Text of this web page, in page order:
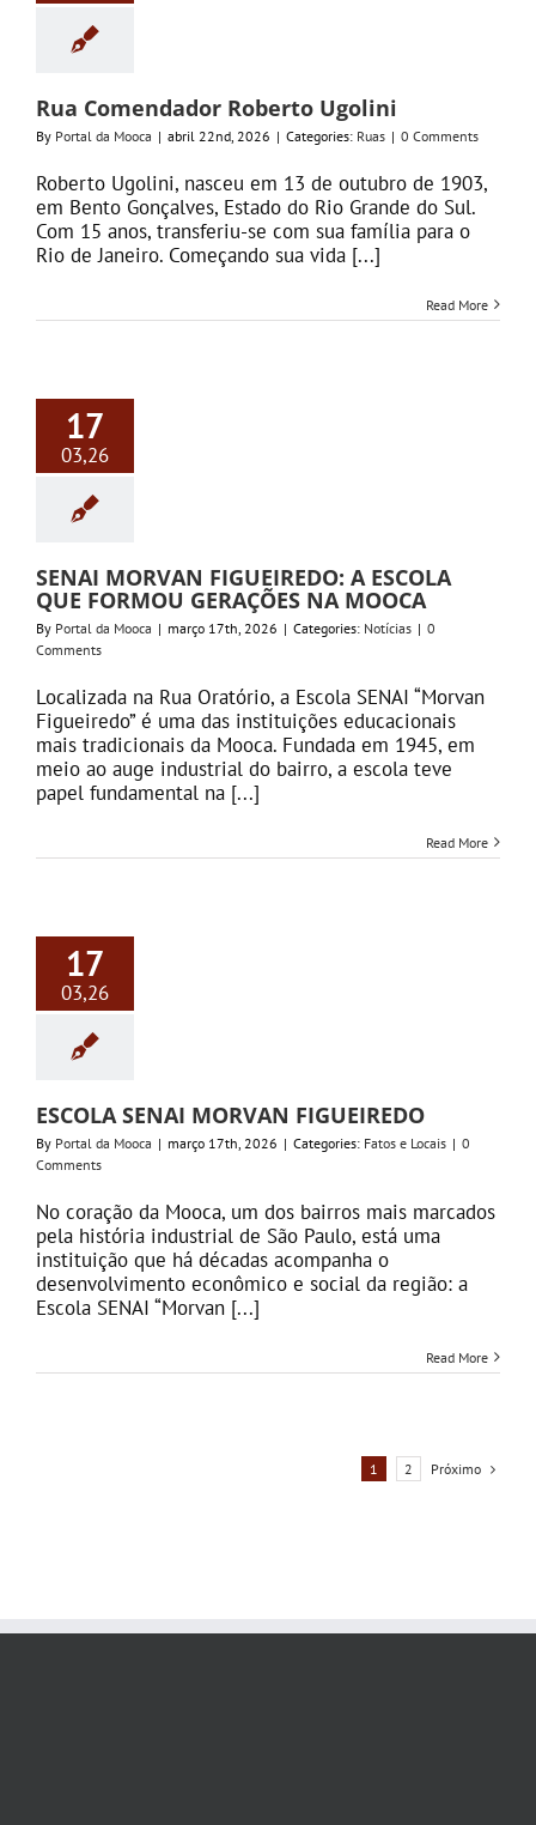
Rua Comendador Roberto Ugolini
By Portal da Mooca | abril 22nd, 2026 | Categories: Ruas | 0 Comments
Roberto Ugolini, nasceu em 13 de outubro de 1903,
em Bento Gonçalves, Estado do Rio Grande do Sul.
Com 15 anos, transferiu-se com sua família para o
Rio de Janeiro. Começando sua vida [...]
Read More
17
03,26
SENAI MORVAN FIGUEIREDO: A ESCOLA
QUE FORMOU GERAÇÕES NA MOOCA
By Portal da Mooca | março 17th, 2026 | Categories: Notícias | 0
Comments
Localizada na Rua Oratório, a Escola SENAI “Morvan
Figueiredo” é uma das instituições educacionais
mais tradicionais da Mooca. Fundada em 1945, em
meio ao auge industrial do bairro, a escola teve
papel fundamental na [...]
Read More
17
03,26
ESCOLA SENAI MORVAN FIGUEIREDO
By Portal da Mooca | março 17th, 2026 | Categories: Fatos e Locais | 0
Comments
No coração da Mooca, um dos bairros mais marcados
pela história industrial de São Paulo, está uma
instituição que há décadas acompanha o
desenvolvimento econômico e social da região: a
Escola SENAI “Morvan [...]
Read More
1 2 Próximo